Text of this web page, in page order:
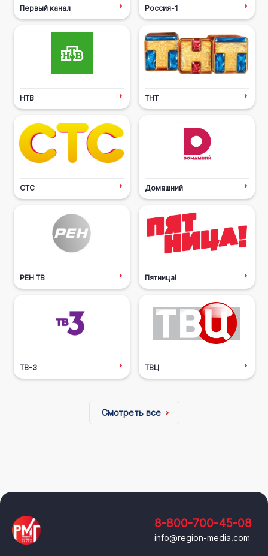
Первый канал Россия-1
НТВ ТНТ
СТС Домашний
РЕН ТВ Пятница!
ТВ-3 ТВЦ
Смотреть все
8-800-700-45-08
info@region-media.com